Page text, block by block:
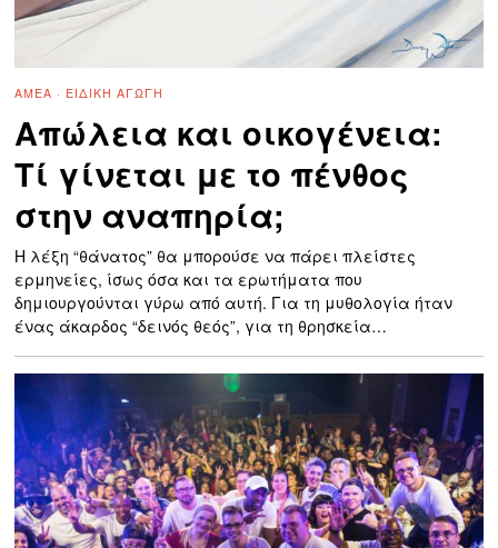
ΑΜΕΑ · ΕΙΔΙΚΉ ΑΓΩΓΉ
Απώλεια και οικογένεια:
Τί γίνεται με το πένθος
στην αναπηρία;
Η λέξη “θάνατος” θα μπορούσε να πάρει πλείστες
ερμηνείες, ίσως όσα και τα ερωτήματα που
δημιουργούνται γύρω από αυτή. Για τη μυθολογία ήταν
ένας άκαρδος “δεινός θεός”, για τη θρησκεία…